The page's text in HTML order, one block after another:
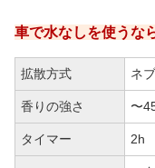
せんね。
デメリット2：
オフタイマー
生活の木オイル
車で水なしを使うな
拡散方式 ネ
香りの強さ 〜
タイマー 2h